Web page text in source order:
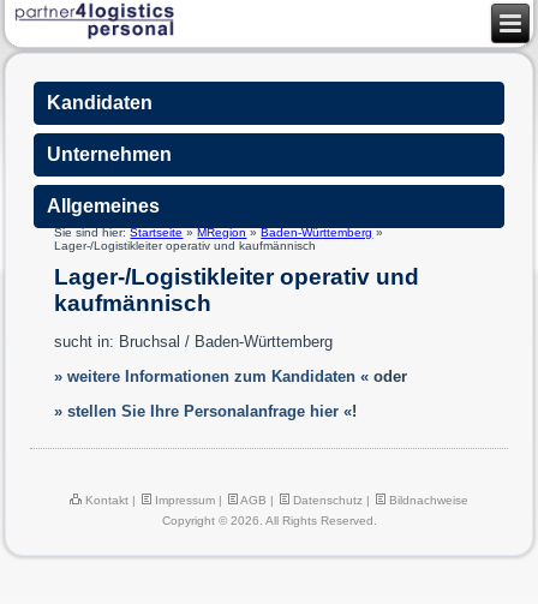
Kandidaten
Unternehmen
Allgemeines
Sie sind hier:Startseite » MRegion » Baden-Württemberg »
Lager-/Logistikleiter operativ und kaufmännisch
Lager-/Logistikleiter operativ und
kaufmännisch
sucht in: Bruchsal / Baden-Württemberg
» weitere Informationen zum Kandidaten « oder
» stellen Sie Ihre Personalanfrage hier «!
Kontakt Impressum AGB Datenschutz
Bildnachweise
Copyright © 2026. All Rights Reserved.